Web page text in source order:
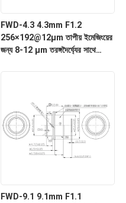
FWD-4.3 4.3mm F1.2
256×192@12μm তাপীয় ইমেজিংয়ের
জন্য 8-12 μm তরঙ্গদৈর্ঘ্যের সাথে
FWD-9.1 9.1mm F1.1